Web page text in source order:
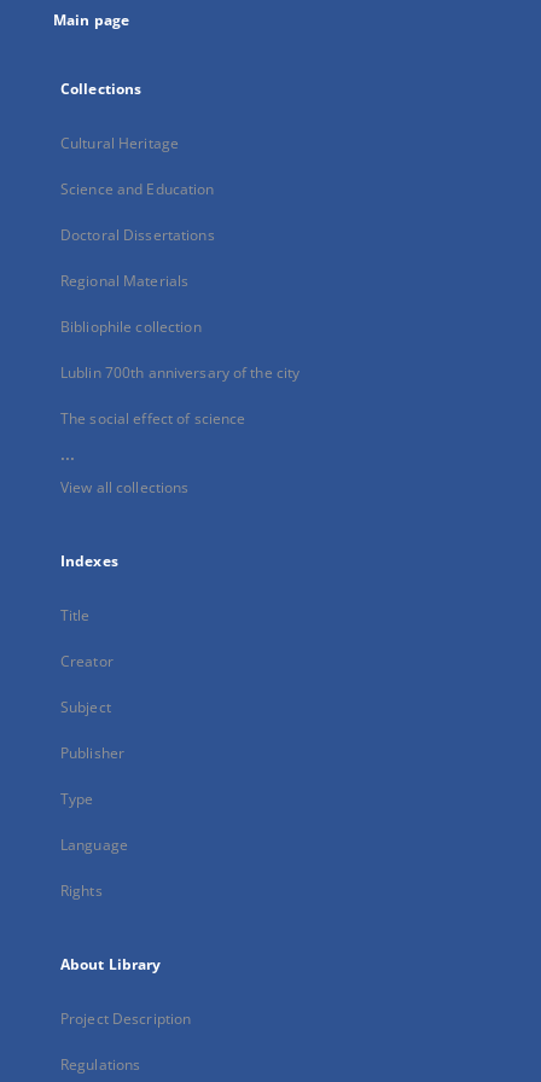
Main page
Collections
Cultural Heritage
Science and Education
Doctoral Dissertations
Regional Materials
Bibliophile collection
Lublin 700th anniversary of the city
The social effect of science
...
View all collections
Indexes
Title
Creator
Subject
Publisher
Type
Language
Rights
About Library
Project Description
Regulations